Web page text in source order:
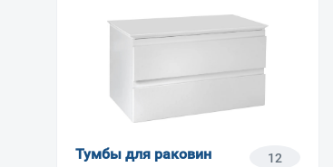
Тумбы для раковин 12